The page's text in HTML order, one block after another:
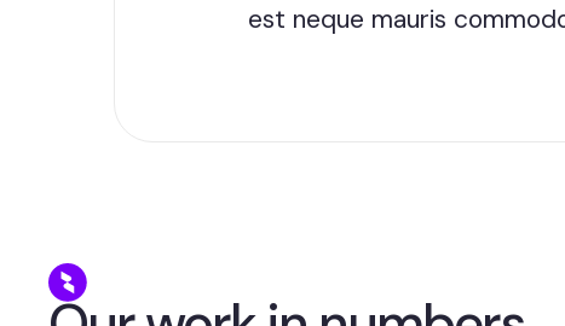
est neque mauris